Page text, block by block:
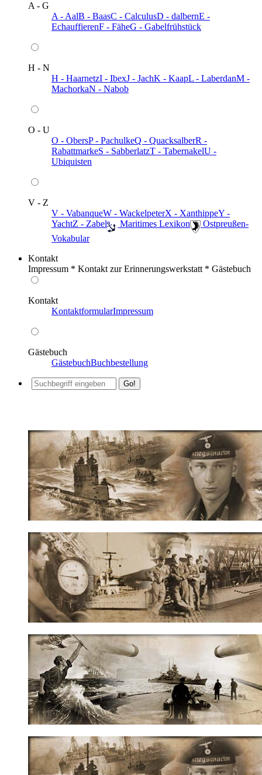
A - G
A - AalB - BaasC - CalculusD - dalbernE -
EchauffierenF - FäheG - Gabelfrühstück
H - N
H - HaarnetzI - IbexJ - JachK - KaapL - LaberdanM -
MachorkaN - Nabob
O - U
O - ObersP - PachulkeQ - QuacksalberR -
RabattmarkeS - SabberlatzT - TabernakelU -
Ubiquisten
V - Z
V - VabanqueW - WackelpeterX - XanthippeY -
YachtZ - Zabel ️ Maritimes Lexikon
️ Ostpreußen-
Vokabular
Kontakt
Impressum * Kontakt zur Erinnerungswerkstatt * Gästebuch
Kontakt
KontaktformularImpressum
Gästebuch
GästebuchBuchbestellung